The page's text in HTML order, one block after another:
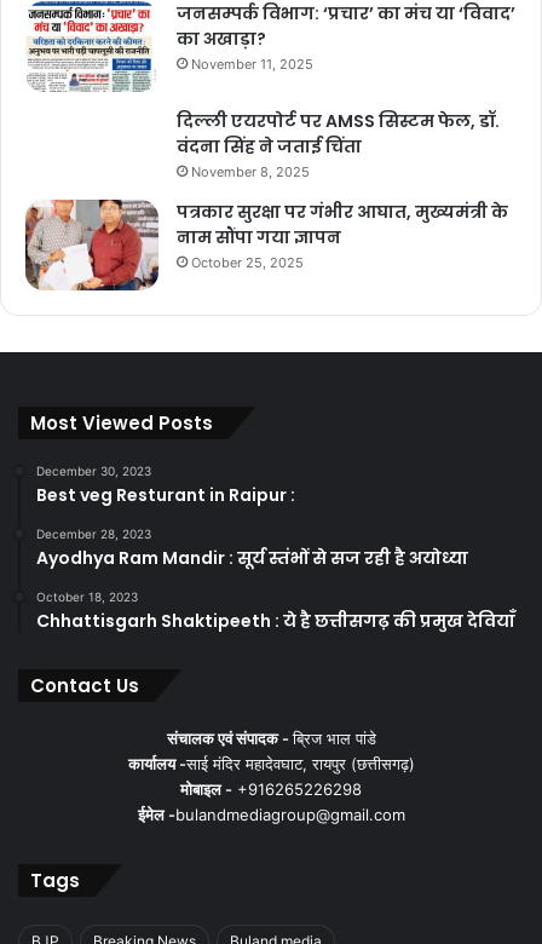
जनसम्पर्क विभाग: ‘प्रचार’ का मंच या ‘विवाद’
का अखाड़ा?
November 11, 2025
दिल्ली एयरपोर्ट पर AMSS सिस्टम फेल, डॉ.
वंदना सिंह ने जताई चिंता
November 8, 2025
पत्रकार सुरक्षा पर गंभीर आघात, मुख्यमंत्री के
नाम सौंपा गया ज्ञापन
October 25, 2025
Most Viewed Posts
December 30, 2023
Best veg Resturant in Raipur :
December 28, 2023
Ayodhya Ram Mandir : सूर्य स्तंभों से सज रही है अयोध्या
October 18, 2023
Chhattisgarh Shaktipeeth : ये है छत्तीसगढ़ की प्रमुख देवियाँ
Contact Us
संचालक एवं संपादक -ब्रिज भाल पांडे
कार्यालय -साई मंदिर महादेवघाट, रायपुर (छत्तीसगढ़)
मोबाइल - +916265226298
ईमेल -bulandmediagroup@gmail.com
Tags